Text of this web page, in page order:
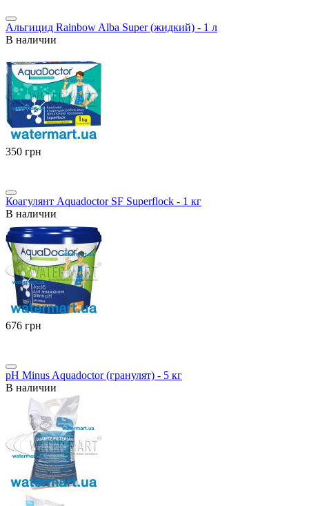
Альгицид Rainbow Alba Super (жидкий) - 1 л
В наличии
‍350‍ грн
Коагулянт Aquadoctor SF Superflock - 1 кг
В наличии
‍676‍ грн
pH Minus Aquadoctor (гранулят) - 5 кг
В наличии